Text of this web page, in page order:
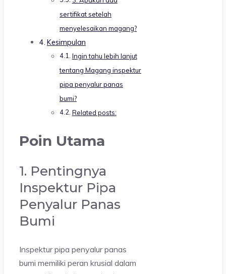
sertifikat setelah
menyelesaikan magang?
Kesimpulan
Ingin tahu lebih lanjut
tentang Magang inspektur
pipa penyalur panas
bumi?
Related posts:
Poin Utama
1. Pentingnya
Inspektur Pipa
Penyalur Panas
Bumi
Inspektur pipa penyalur panas
bumi memiliki peran krusial dalam